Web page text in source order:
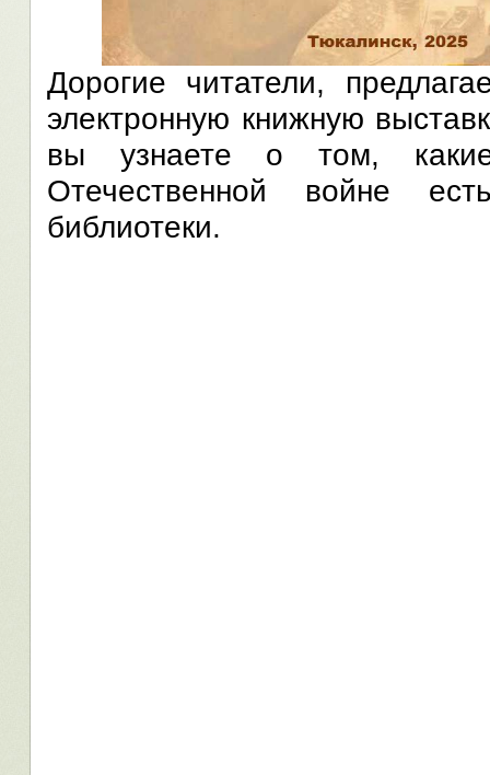
Дорогие читатели,
электронную книжную
вы узнаете о том,
Отечественной войне
библиотеки.